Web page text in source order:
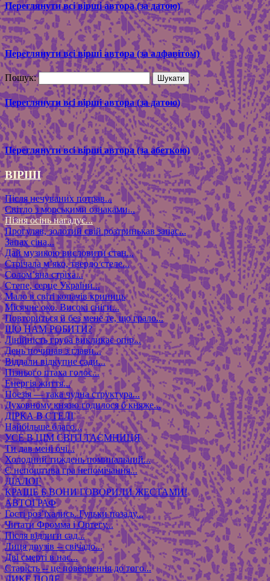
Переглянути всі вірші автора (за датою)
Переглянути всі вірші автора (за алфавітом)
Пошук:
Переглянути всі вірші автора (за датою)
Переглянути всі вірші автора (за абеткою)
ВІРШІ
Після нечуваних потрав...
Світло з морськими ознаками...
Пізня осінь нагадує...
Прогуляв, золотий свій розтринькав запас...
Запах сіна...
Дай музикою висловити стан...
Стрічала м’яко, твердо стеле...
Солом’яна стріха...
Степе, серце України...
Мало в світі копачів криниць
Місячне око. Високі сніги...
Повториться й без мене те, що грало...
ЩО НАМ РОБИТИ?
Лінійність груба викликає опір...
День починав з глави...
Віддали відкупне сади...
Пізнього птаха голос...
Енергія життя...
Поезія — така чудна структура...
Духовному князю годилося б княже...
ДІРКА В СТЕЛІ
Найбільше благо...
УСЕ В ЦІМ СВІТІ ТАЄМНИЦЯ
Ти дав мені очі...
Холодний тиждень поминальний...
Є непоштива гра непомічання...
ДІАЛОГ
КРАЩЕ Б ВОНИ ГОВОРИЛИ ЖЕСТАМИ!
АВТОГРАФ
Гості роз’їхались. Гульки позаду...
Читати Фромма і Ортегу...
Після відлиги сад...
Лиця друзів -- свічадо...
Дві смерті в нас...
Старість -- це повернення до того...
ДИКЕ ПОЛЕ